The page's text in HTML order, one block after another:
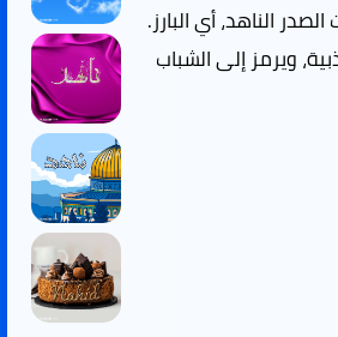
الناهد، أي البارز.
ويرمز إلى الشباب